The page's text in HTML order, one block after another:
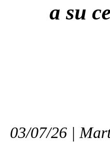
a su
03/07/26 |